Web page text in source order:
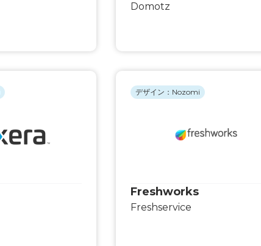
Domotz
Freshworks
Freshservice
デザイン：Nozomi